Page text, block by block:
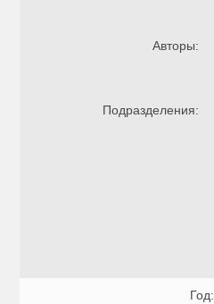
Авторы:
Подразделения:
Год: